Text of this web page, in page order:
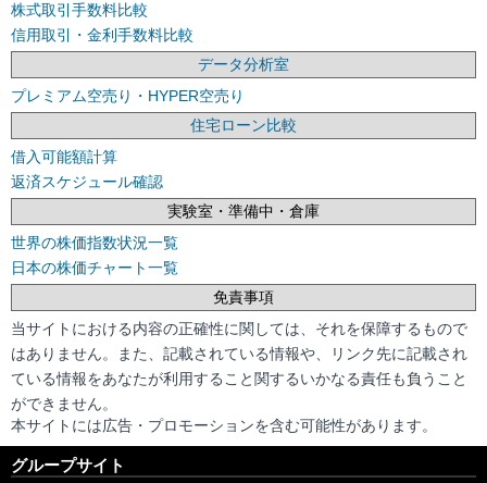
株式取引手数料比較
信用取引・金利手数料比較
データ分析室
プレミアム空売り・HYPER空売り
住宅ローン比較
借入可能額計算
返済スケジュール確認
実験室・準備中・倉庫
世界の株価指数状況一覧
日本の株価チャート一覧
免責事項
当サイトにおける内容の正確性に関しては、それを保障するもので
はありません。また、記載されている情報や、リンク先に記載され
ている情報をあなたが利用すること関するいかなる責任も負うこと
ができません。
本サイトには広告・プロモーションを含む可能性があります。
グループサイト